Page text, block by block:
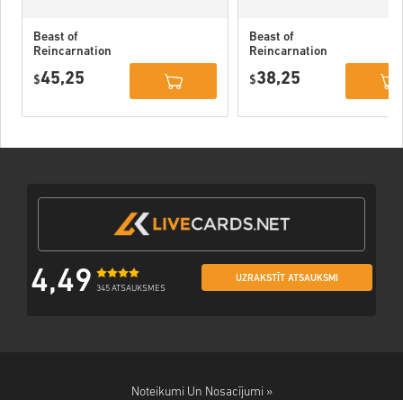
Beast of
Reincarnation
PC (STEAM)
$45,25
Beast of
Reincarnation
$38,25
4,49 345 ATSAUKSMES
UZRAKSTĪT ATSAUKSMI
Noteikumi Un Nosacījumi »